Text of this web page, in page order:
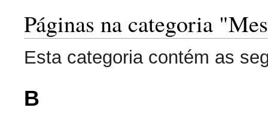
Páginas na categoria
Esta categoria contém as
B